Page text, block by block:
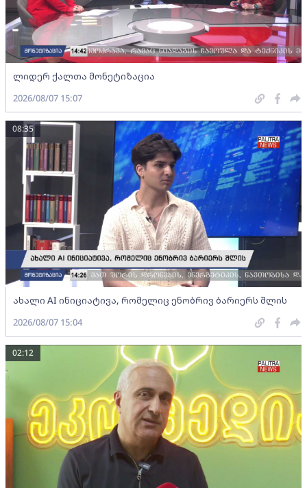
ლიდერ ქალთა მონეტიზაცია
2026/08/07 15:07
ახალი AI ინიციატივა, რომელიც ენობრივ ბარიერს შლის
08:35
2026/08/07 15:04
02:12